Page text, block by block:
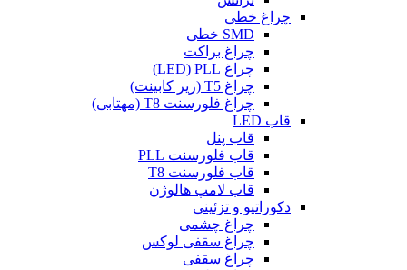
چراغ خطی
SMD خطی
چراغ براکت
چراغ LED) PLL)
چراغ T5 (زیر کابینت)
چراغ فلورسنت T8 (مهتابی)
قاب LED
قاب پنل
قاب فلورسنت PLL
قاب فلورسنت T8
قاب لامپ هالوژن
دکوراتیو و تزئینی
چراغ چشمی
چراغ سقفی لوکس
چراغ سقفی